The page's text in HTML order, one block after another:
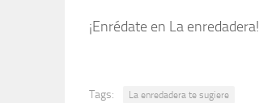
¡Enrédate en La enredadera!
Tags: La enredadera te sugiere